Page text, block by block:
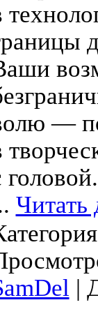
—
головой.
Читать
|